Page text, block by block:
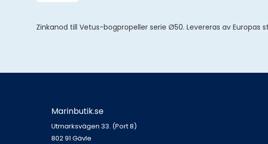
Zinkanod till Vetus-bogpropeller serie Ø50. Levereras av Europas
Marinbutik.se
Utmarksvägen 33. (Port 8)
802 91 Gävle